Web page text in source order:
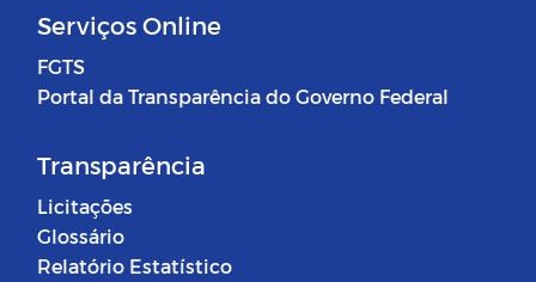
Serviços Online
FGTS
Portal da Transparência do Governo Federal
Transparência
Licitações
Glossário
Relatório Estatístico